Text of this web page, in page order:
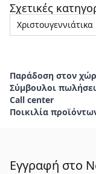
Σχετικές
Χριστουγεννιάτικα
Παράδοση στον
Σύμβουλοι
Call center
Ποικιλία
Εγγραφή στο